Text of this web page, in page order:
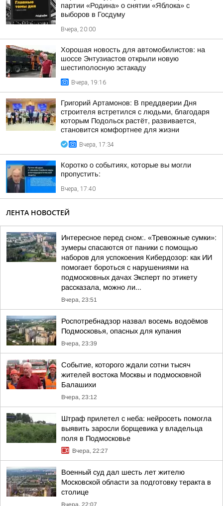
партии «Родина» о снятии «Яблока» с
выборов в Госдуму
Вчера, 20:00
Хорошая новость для автомобилистов: на
шоссе Энтузиастов открыли новую
шестиполосную эстакаду
Вчера, 19:16
Григорий Артамонов: В преддверии Дня
строителя встретился с людьми, благодаря
которым Подольск растёт, развивается,
становится комфортнее для жизни
Вчера, 17:34
Коротко о событиях, которые вы могли
пропустить:
Вчера, 17:40
ЛЕНТА НОВОСТЕЙ
Интересное перед сном:. «Тревожные сумки»:
зумеры спасаются от паники с помощью
наборов для успокоения Кибердозор: как ИИ
помогает бороться с нарушениями на
подмосковных дачах Эксперт по этикету
рассказала, можно ли...
Вчера, 23:51
Роспотребнадзор назвал восемь водоёмов
Подмосковья, опасных для купания
Вчера, 23:39
Событие, которого ждали сотни тысяч
жителей востока Москвы и подмосковной
Балашихи
Вчера, 23:12
Штраф прилетел с неба: нейросеть помогла
выявить заросли борщевика у владельца
поля в Подмосковье
Вчера, 22:27
Военный суд дал шесть лет жителю
Московской области за подготовку теракта в
столице
Вчера, 22:07